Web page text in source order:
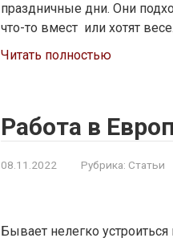
праздничные дни. Они
что-то вмест или хотят
Читать полностью
Работа в
08.11.2022 Рубрика: Статьи
Бывает нелегко